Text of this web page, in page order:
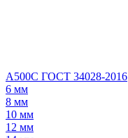
А500С ГОСТ 34028-2016
6 мм
8 мм
10 мм
12 мм